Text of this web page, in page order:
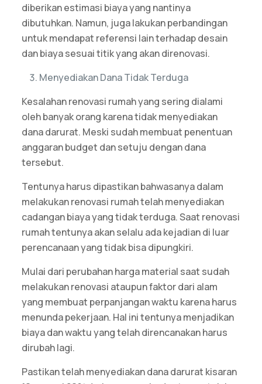
diberikan estimasi biaya yang nantinya
dibutuhkan. Namun, juga lakukan perbandingan
untuk mendapat referensi lain terhadap desain
dan biaya sesuai titik yang akan direnovasi.
Menyediakan Dana Tidak Terduga
Kesalahan renovasi rumahyang sering dialami
oleh banyak orang karena tidak menyediakan
dana darurat. Meski sudah membuat penentuan
anggaran budget dan setuju dengan dana
tersebut.
Tentunya harus dipastikan bahwasanya dalam
melakukan renovasi rumah telah menyediakan
cadangan biaya yang tidak terduga. Saat renovasi
rumah tentunya akan selalu ada kejadian di luar
perencanaan yang tidak bisa dipungkiri.
Mulai dari perubahan harga material saat sudah
melakukan renovasi ataupun faktor dari alam
yang membuat perpanjangan waktu karena harus
menunda pekerjaan. Hal ini tentunya menjadikan
biaya dan waktu yang telah direncanakan harus
dirubah lagi.
Pastikan telah menyediakan dana darurat kisaran